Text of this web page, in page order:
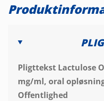
Pligttekst Lactulose
mg/ml, oral
Offentlighed